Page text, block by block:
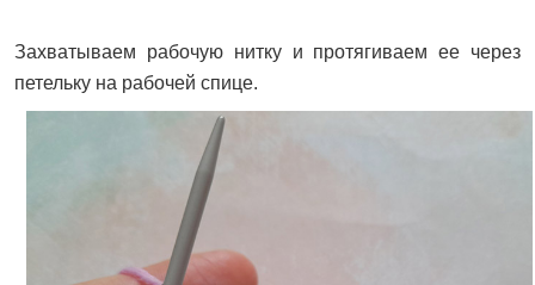
Захватываем рабочую нитку и протягиваем ее через
петельку на рабочей спице.